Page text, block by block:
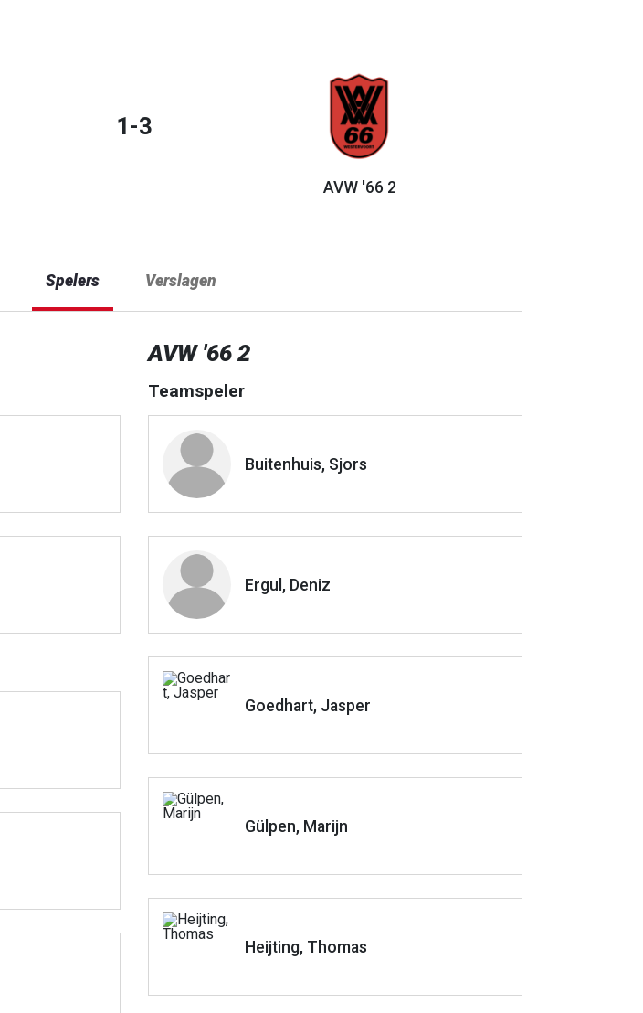
1-3
AVW '66 2
Spelers Verslagen
AVW '66 2
Teamspeler
Buitenhuis, Sjors
Ergul, Deniz
Goedhart, Jasper
Gülpen, Marijn
Heijting, Thomas